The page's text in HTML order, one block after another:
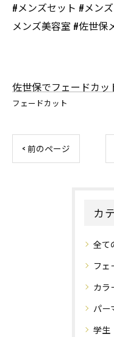
#メンズセット #メン
メンズ美容室 #佐世保
佐世保でフェードカッ
フェードカット
< 前のページ
カ
全て
フェ
カラ
パー
学生